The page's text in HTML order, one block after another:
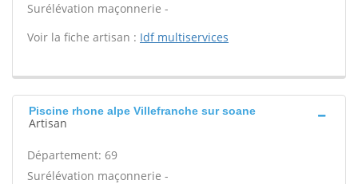
Surélévation maçonnerie -
Voir la fiche artisan : Idf multiservices
Piscine rhone alpe Villefranche sur soane
Artisan
Département: 69
Surélévation maçonnerie -